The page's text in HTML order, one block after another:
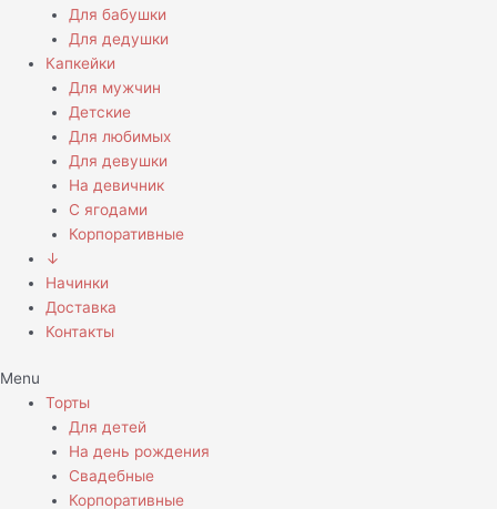
Для бабушки
Для дедушки
Капкейки
Для мужчин
Детские
Для любимых
Для девушки
На девичник
С ягодами
Корпоративные
↓
Начинки
Доставка
Контакты
Menu
Торты
Для детей
На день рождения
Свадебные
Корпоративные